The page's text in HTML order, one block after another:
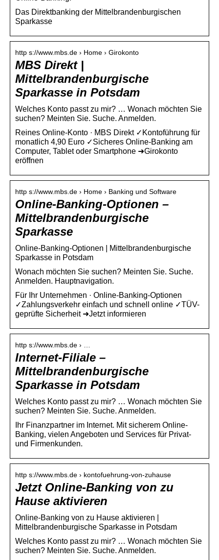
Das Direktbanking der Mittelbrandenburgischen
Sparkasse
http s://www.mbs.de › Home › Girokonto
MBS Direkt |
Mittelbrandenburgische
Sparkasse in Potsdam
Welches Konto passt zu mir? … Wonach möchten Sie
suchen? Meinten Sie. Suche. Anmelden.
Reines Online-Konto · MBS Direkt ✓Kontoführung für
monatlich 4,90 Euro ✓Sicheres Online-Banking am
Computer, Tablet oder Smartphone ➜Girokonto
eröffnen
http s://www.mbs.de › Home › Banking und Software
Online-Banking-Optionen –
Mittelbrandenburgische
Sparkasse
Online-Banking-Optionen | Mittelbrandenburgische
Sparkasse in Potsdam
Wonach möchten Sie suchen? Meinten Sie. Suche.
Anmelden. Hauptnavigation.
Für Ihr Unternehmen · Online-Banking-Optionen
✓Zahlungsverkehr einfach und schnell online ✓TÜV-
geprüfte Sicherheit ➜Jetzt informieren
http s://www.mbs.de › …
Internet-Filiale –
Mittelbrandenburgische
Sparkasse in Potsdam
Welches Konto passt zu mir? … Wonach möchten Sie
suchen? Meinten Sie. Suche. Anmelden.
Ihr Finanzpartner im Internet. Mit sicherem Online-
Banking, vielen Angeboten und Services für Privat-
und Firmenkunden.
http s://www.mbs.de › kontofuehrung-von-zuhause
Jetzt Online-Banking von zu
Hause aktivieren
Online-Banking von zu Hause aktivieren |
Mittelbrandenburgische Sparkasse in Potsdam
Welches Konto passt zu mir? … Wonach möchten Sie
suchen? Meinten Sie. Suche. Anmelden.